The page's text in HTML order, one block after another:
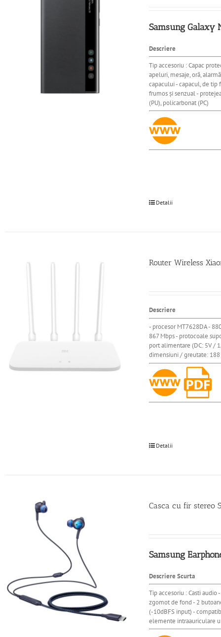
Samsung Galaxy
Descriere
Tip accesoriu : Capac
apeluri, mesaje, oră,
capacului - capacul, de
frumos și senzual -
(PU), policarbonat (PC)
Detalii
Router Wireless
Descriere
- procesor MT7628DA -
867 Mbps - protocoale
port alimentare (DC: 5V /
dimensiuni / greutate:
Detalii
Casca cu fir stereo
Samsung
Descriere Scurta
Tip accesoriu : Casti
zgomot de fond - 2
(-10dBFS input) -
elemente intraauriculare